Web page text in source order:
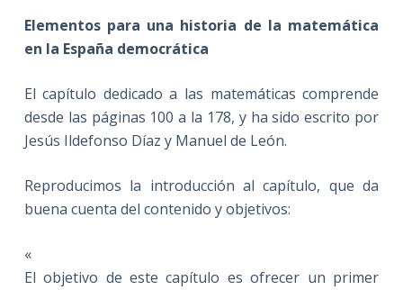
Elementos para una historia de la matemática
en la España democrática
El capítulo dedicado a las matemáticas comprende
desde las páginas 100 a la 178, y ha sido escrito por
Jesús Ildefonso Díaz y Manuel de León.
Reproducimos la introducción al capítulo, que da
buena cuenta del contenido y objetivos:
«
El objetivo de este capítulo es ofrecer un primer